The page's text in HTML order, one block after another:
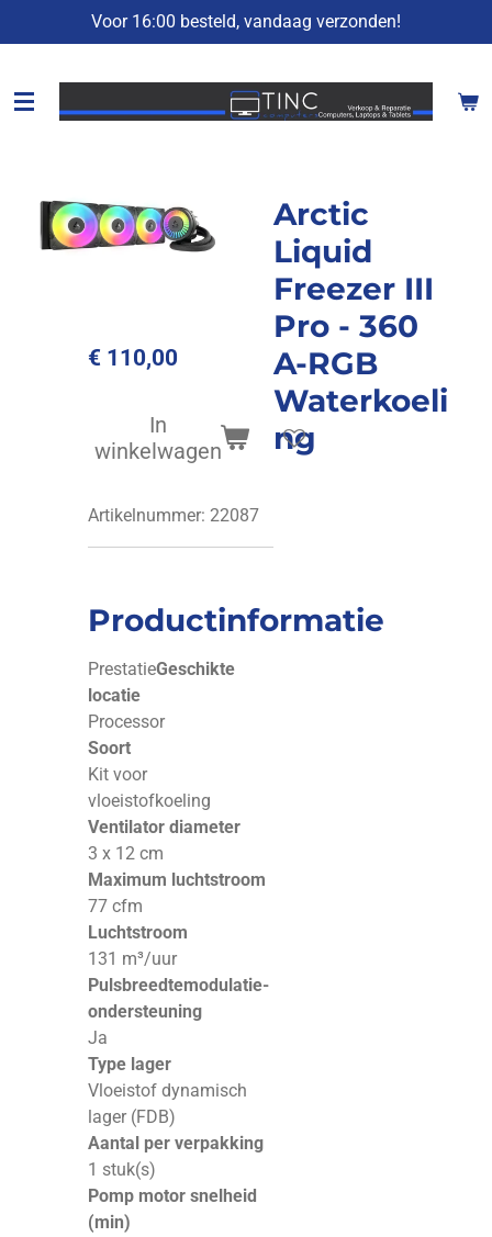
direct
de
Voor 16:00 besteld, vandaag verzonden!
Arctic
Liquid
Freezer III
Pro - 360
A-RGB
Waterkoeli
ng
€ 110,00
In
winkelwagen
Artikelnummer: 22087
Productinformatie
PrestatieGeschikte
locatie
Processor
Soort
Kit voor
vloeistofkoeling
Ventilator diameter
3 x 12 cm
Maximum luchtstroom
77 cfm
Luchtstroom
131 m³/uur
Pulsbreedtemodulatie-
ondersteuning
Ja
Type lager
Vloeistof dynamisch
lager (FDB)
Aantal per verpakking
1 stuk(s)
Pomp motor snelheid
(min)